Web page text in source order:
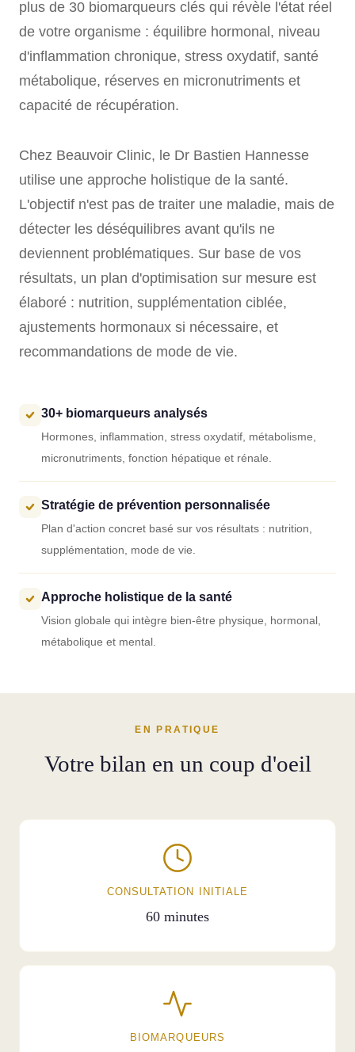
plus de 30 biomarqueurs clés qui révèle l'état réel
de votre organisme : équilibre hormonal, niveau
d'inflammation chronique, stress oxydatif, santé
métabolique, réserves en micronutriments et
capacité de récupération.
Chez Beauvoir Clinic, le Dr Bastien Hannesse
utilise une approche holistique de la santé.
L'objectif n'est pas de traiter une maladie, mais de
détecter les déséquilibres avant qu'ils ne
deviennent problématiques. Sur base de vos
résultats, un plan d'optimisation sur mesure est
élaboré : nutrition, supplémentation ciblée,
ajustements hormonaux si nécessaire, et
recommandations de mode de vie.
30+ biomarqueurs analysés
Hormones, inflammation, stress oxydatif, métabolisme,
micronutriments, fonction hépatique et rénale.
Stratégie de prévention personnalisée
Plan d'action concret basé sur vos résultats : nutrition,
supplémentation, mode de vie.
Approche holistique de la santé
Vision globale qui intègre bien-être physique, hormonal,
métabolique et mental.
EN PRATIQUE
Votre bilan en un coup d'oeil
CONSULTATION INITIALE
60 minutes
BIOMARQUEURS